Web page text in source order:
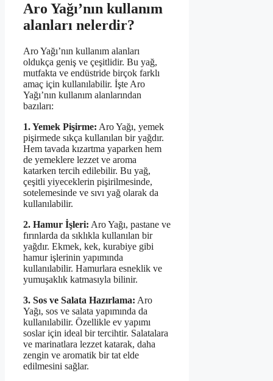
Aro Yağı’nın kullanım
alanları nelerdir?
Aro Yağı’nın kullanım alanları
oldukça geniş ve çeşitlidir. Bu yağ,
mutfakta ve endüstride birçok farklı
amaç için kullanılabilir. İşte Aro
Yağı’nın kullanım alanlarından
bazıları:
1. Yemek Pişirme: Aro Yağı, yemek
pişirmede sıkça kullanılan bir yağdır.
Hem tavada kızartma yaparken hem
de yemeklere lezzet ve aroma
katarken tercih edilebilir. Bu yağ,
çeşitli yiyeceklerin pişirilmesinde,
sotelemesinde ve sıvı yağ olarak da
kullanılabilir.
2. Hamur İşleri: Aro Yağı, pastane ve
fırınlarda da sıklıkla kullanılan bir
yağdır. Ekmek, kek, kurabiye gibi
hamur işlerinin yapımında
kullanılabilir. Hamurlara esneklik ve
yumuşaklık katmasıyla bilinir.
3. Sos ve Salata Hazırlama: Aro
Yağı, sos ve salata yapımında da
kullanılabilir. Özellikle ev yapımı
soslar için ideal bir tercihtir. Salatalara
ve marinatlara lezzet katarak, daha
zengin ve aromatik bir tat elde
edilmesini sağlar.